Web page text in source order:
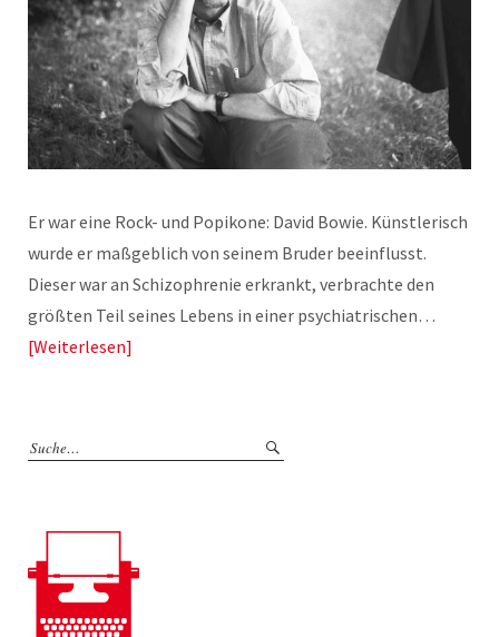
Er war eine Rock- und Popikone: David Bowie. Künstlerisch
wurde er maßgeblich von seinem Bruder beeinflusst.
Dieser war an Schizophrenie erkrankt, verbrachte den
größten Teil seines Lebens in einer psychiatrischen…
Weiterlesen